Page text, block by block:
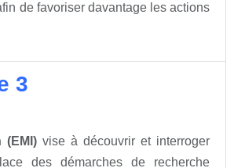
de favoriser davantage les actions
3
(EMI) vise à découvrir et interroger
des démarches de recherche